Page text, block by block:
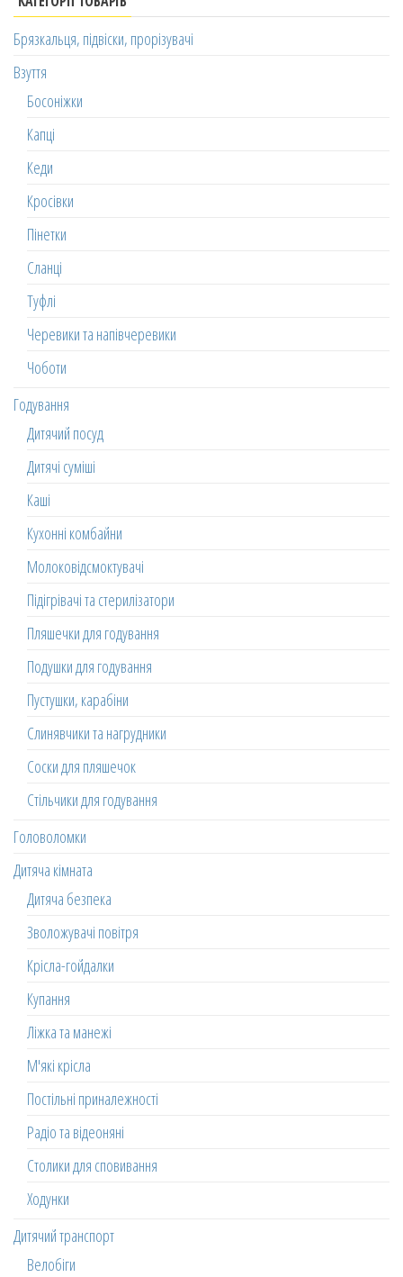
Брязкальця, підвіски, прорізувачі
Взуття
Босоніжки
Капці
Кеди
Кросівки
Пінетки
Сланці
Туфлі
Черевики та напівчеревики
Чоботи
Годування
Дитячий посуд
Дитячі суміші
Каші
Кухонні комбайни
Молоковідсмоктувачі
Підігрівачі та стерилізатори
Пляшечки для годування
Подушки для годування
Пустушки, карабіни
Слинявчики та нагрудники
Соски для пляшечок
Стільчики для годування
Головоломки
Дитяча кімната
Дитяча безпека
Зволожувачі повітря
Крісла-гойдалки
Купання
Ліжка та манежі
М'які крісла
Постільні приналежності
Радіо та відеоняні
Столики для сповивання
Ходунки
Дитячий транспорт
Велобіги